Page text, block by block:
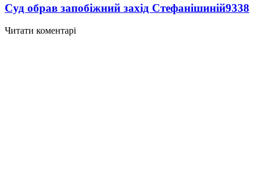
Суд обрав запобіжний захід Стефанішиній9338
Читати коментарі